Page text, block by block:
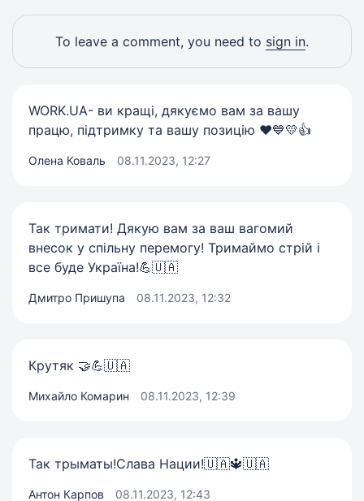
To leave a comment, you need to sign in.
WORK.UA- ви кращі, дякуємо вам за вашу
працю, підтримку та вашу позицію ❤️💙💛👍
Олена Коваль 08.11.2023, 12:27
Так тримати! Дякую вам за ваш вагомий
внесок у спільну перемогу! Тримаймо стрій і
все буде Україна!💪🇺🇦
Дмитро Пришупа 08.11.2023, 12:32
Крутяк 🤝💪🇺🇦
Михайло Комарин 08.11.2023, 12:39
Так трыматы!Слава Нации!🇺🇦🔱🇺🇦
Антон Карпов 08.11.2023, 12:43